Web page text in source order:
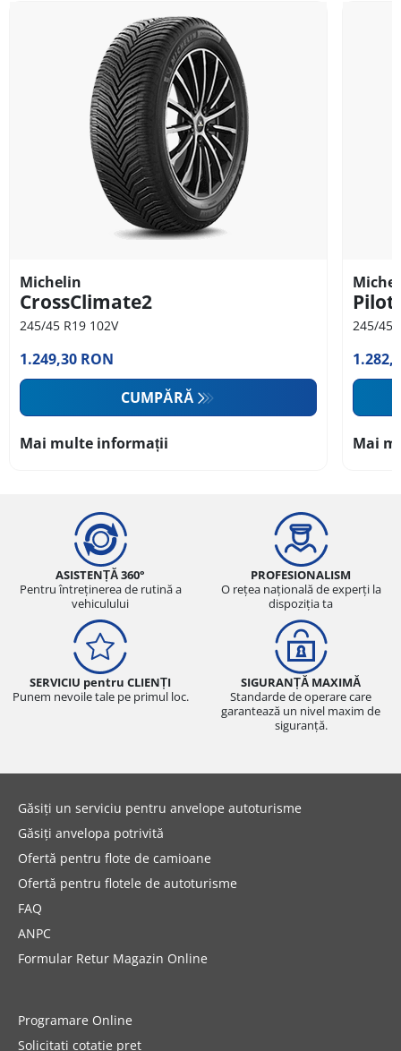
Michelin
CrossClimate2
245/45 R19 102V
1.249,30 RON
CUMPĂRĂ
Mai multe informații
Pilot
245/45
Mai
ASISTENȚĂ 360°
Pentru întreținerea de rutină a
vehiculului
PROFESIONALISM
O rețea națională de experți la
dispoziția ta
SERVICIU pentru CLIENȚI
Punem nevoile tale pe primul loc.
SIGURANȚĂ MAXIMĂ
Standarde de operare care
garantează un nivel maxim de
siguranță.
Găsiți un serviciu pentru anvelope autoturisme
Găsiți anvelopa potrivită
Ofertă pentru flote de camioane
Ofertă pentru flotele de autoturisme
FAQ
ANPC
Formular Retur Magazin Online
Programare Online
Solicitați cotație preț